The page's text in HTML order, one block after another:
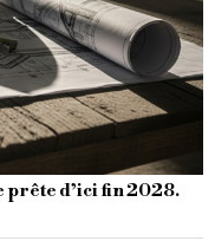
d’ici fin 2028.